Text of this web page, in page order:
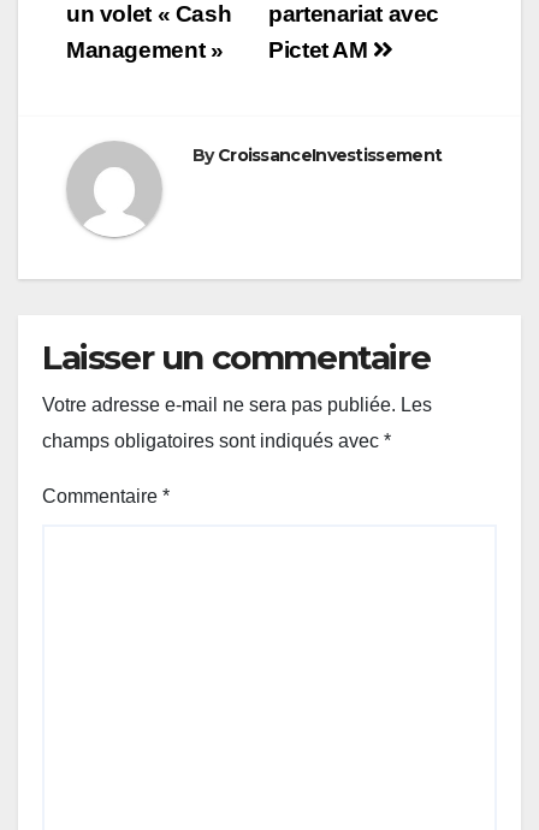
partenariat avec
Pictet AM
un volet « Cash
Management »
ByCroissanceInvestissement
Laisser un commentaire
Votre adresse e-mail ne sera pas publiée. Les
champs obligatoires sont indiqués avec *
Commentaire *